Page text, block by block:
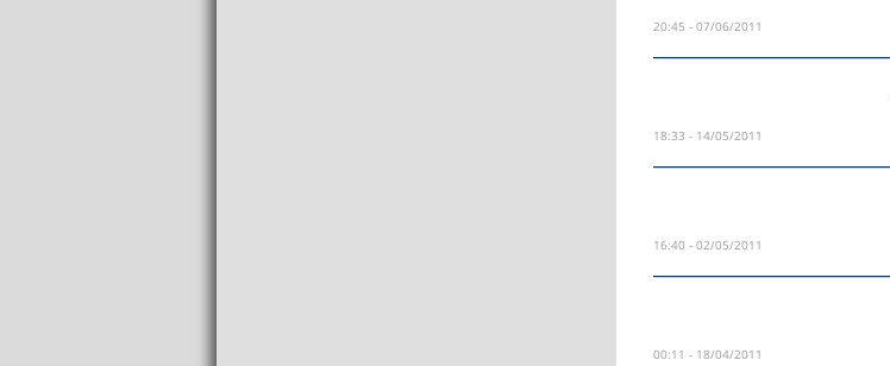
07/06/2011 - 20:45
14/05/2011 - 18:33
02/05/2011 - 16:40
18/04/2011 - 00:11